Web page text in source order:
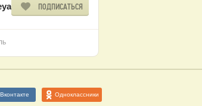
ПОДПИСАТЬСЯ
Вконтакте Одноклассники